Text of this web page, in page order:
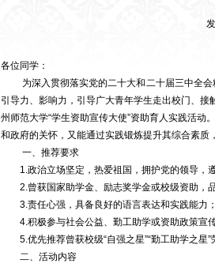
各位同学：
为深入贯彻落实党的二十大和二十届三中全会
引导力、影响力，引导广大青年学生走出校门、
州师范大学“学生资助宣传大使”资助育人实践活动
和政府的关怀，又能通过实践锻炼提升其综合素
一、推荐要求
1.政治立场坚定，热爱祖国，拥护党的领导，遵
2.曾获国家助学金、励志奖学金或校级资助，品
3.责任心强，具备良好的语言表达和实践能力；
4.积极参与社会公益、勤工助学或资助政策宣传
5.优先推荐曾获校级“自强之星”“勤工助学之星”
二、活动内容